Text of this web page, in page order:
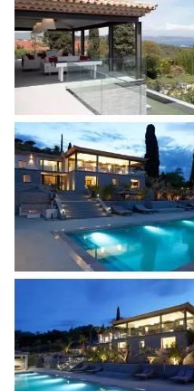
Visites guidées et
Visites gastronomiques
La liste des services
pas exhaustive et
destination ou la
Collection Iconic, votre
organisera un séjour
vos envies, votre